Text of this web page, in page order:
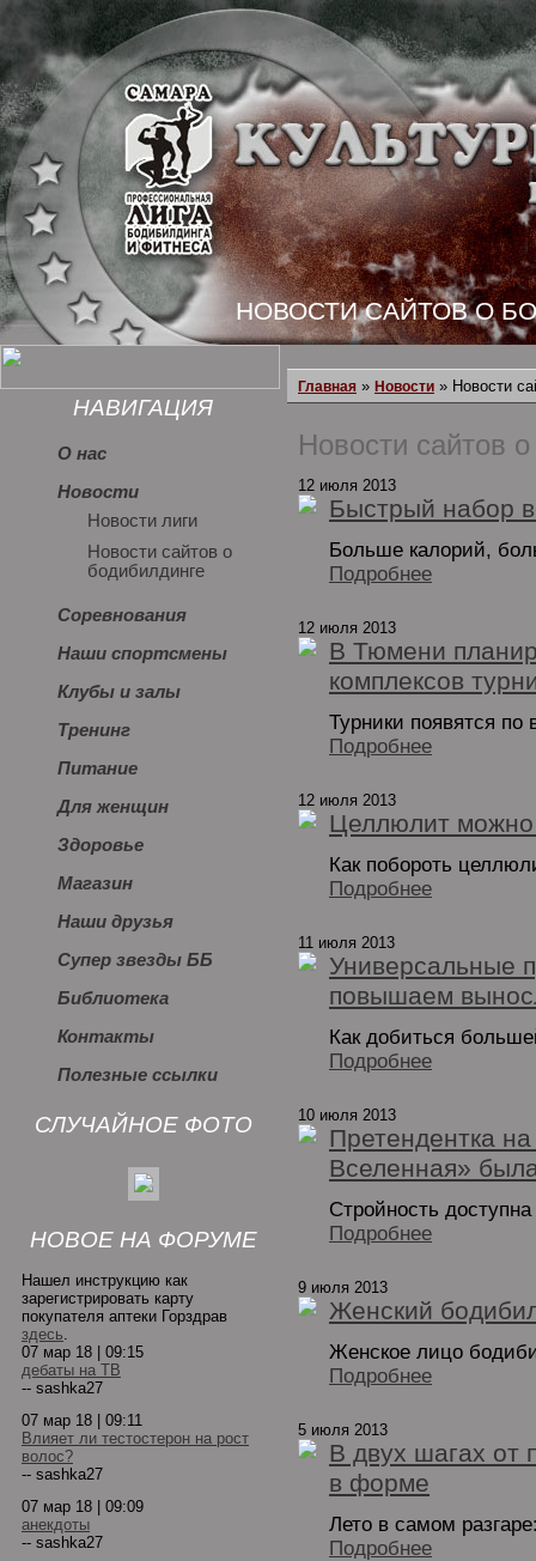
НАВИГАЦИЯ
О нас
Новости
Новости лиги
Новости сайтов о
бодибилдинге
Соревнования
Наши спортсмены
Клубы и залы
Тренинг
Питание
Для женщин
Здоровье
Магазин
Наши друзья
Супер звезды ББ
Библиотека
Контакты
Полезные ссылки
СЛУЧАЙНОЕ ФОТО
НОВОЕ НА ФОРУМЕ
Нашел инструкцию как
зарегистрировать карту
покупателя аптеки Горздрав
здесь.
07 мар 18 | 09:15
дебаты на ТВ
-- sashka27
07 мар 18 | 09:11
Влияет ли тестостерон на рост
волос?
-- sashka27
07 мар 18 | 09:09
анекдоты
-- sashka27
Главная » Новости » Новости
Новости сайтов
12 июля 2013
Быстрый набор
Больше калорий,
Подробнее
12 июля 2013
В Тюмени
комплексов
Турники появятся по
Подробнее
12 июля 2013
Целлюлит можно
Как побороть
Подробнее
11 июля 2013
Универсальные
повышаем
Как добиться
Подробнее
10 июля 2013
Претендентка
Вселенная»
Стройность
Подробнее
9 июля 2013
Женский
Женское лицо
Подробнее
5 июля 2013
В двух шагах от
в форме
Лето в самом
Подробнее
НОВОСТИ САЙТОВ О